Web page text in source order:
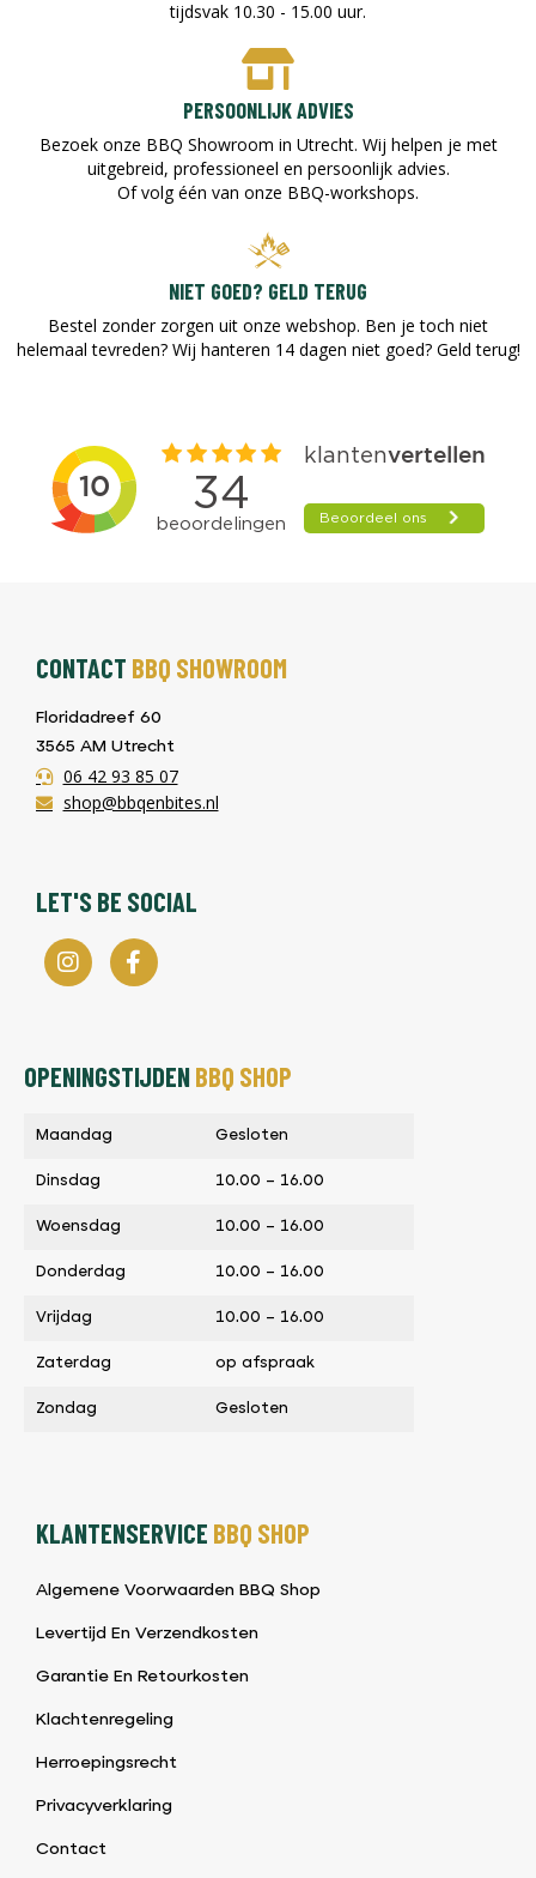
tijdsvak 10.30 - 15.00 uur.
PERSOONLIJK ADVIES
Bezoek onze BBQ Showroom in Utrecht. Wij helpen je met
uitgebreid, professioneel en persoonlijk advies.
Of volg één van onze BBQ-workshops.
NIET GOED? GELD TERUG
Bestel zonder zorgen uit onze webshop. Ben je toch niet
helemaal tevreden? Wij hanteren 14 dagen niet goed? Geld terug!​
CONTACT BBQ SHOWROOM
Floridadreef 60
3565 AM Utrecht
06 42 93 85 07
shop@bbqenbites.nl
LET'S BE SOCIAL
OPENINGSTIJDENBBQ SHOP
Maandag Gesloten
Dinsdag 10.00 – 16.00
Woensdag 10.00 – 16.00
Donderdag 10.00 – 16.00
Vrijdag 10.00 – 16.00
Zaterdag op afspraak
Zondag Gesloten
KLANTENSERVICE BBQ SHOP
Algemene Voorwaarden BBQ Shop
Levertijd En Verzendkosten
Garantie En Retourkosten
Klachtenregeling
Herroepingsrecht
Privacyverklaring
Contact